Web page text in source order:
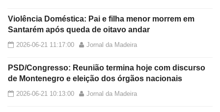
Violência Doméstica: Pai e filha menor morrem em
Santarém após queda de oitavo andar
2026-06-21 11:17:00 Jornal da Madeira
PSD/Congresso: Reunião termina hoje com discurso
de Montenegro e eleição dos órgãos nacionais
2026-06-21 10:13:00 Jornal da Madeira